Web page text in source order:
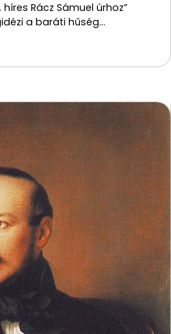
Rácz Sámuel úrhoz”
a baráti hűség…